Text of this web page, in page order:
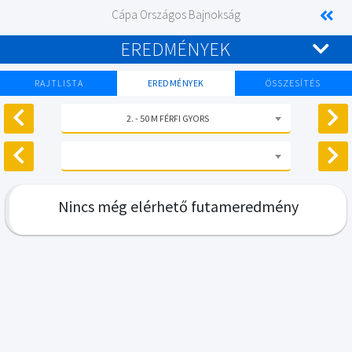
Cápa Országos Bajnokság
EREDMÉNYEK
RAJTLISTA EREDMÉNYEK ÖSSZESÍTÉS
2. - 50 M FÉRFI GYORS
Nincs még elérhető futameredmény